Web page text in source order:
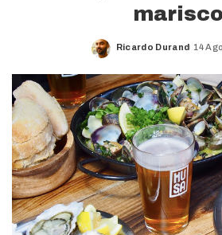
marisco
Posted
Ricardo Durand 14